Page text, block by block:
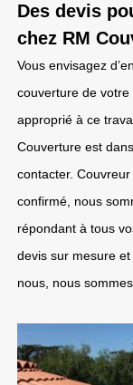
Des devis
chez RM
Vous envisagez
couverture de votre
approprié à ce
Couverture est
contacter.
confirmé, nous
répondant à tous
devis sur mesure
nous, nous